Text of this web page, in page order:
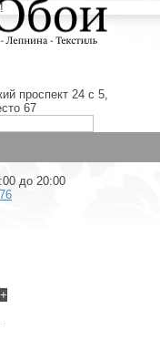
проспект 24 с 5,
67
до 20:00
+